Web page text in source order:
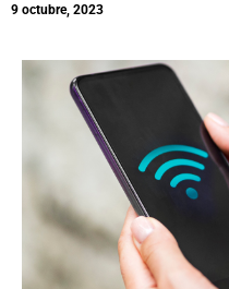
9 octubre, 2023